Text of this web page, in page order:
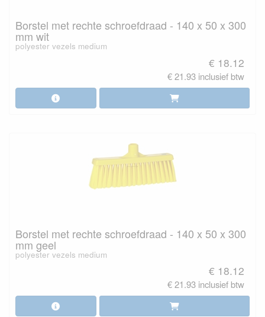
Borstel met rechte schroefdraad - 140 x 50 x 300
mm wit
polyester vezels medium
€ 18.12
€ 21.93 inclusief btw
Borstel met rechte schroefdraad - 140 x 50 x 300
mm geel
polyester vezels medium
€ 18.12
€ 21.93 inclusief btw